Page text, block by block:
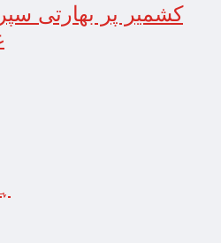
کشمیر پر بھارتی